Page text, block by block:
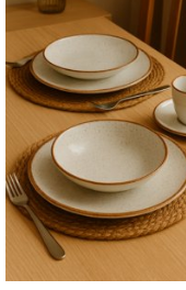
REF: 4082
Rustico Marrom Prato
cm - Tramontina
R$ 13,90
R$ 12,50
em até 1x de R$ 12,50